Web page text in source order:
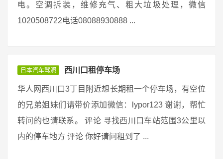
电。空调拆装，维修充气、粗大垃圾处理，微信
1020508722电话08088930888 ...
日本汽车驾照 西川口租停车场
华人网西川口3丁目附近想长期租一个停车场，有空位
的兄弟姐妹们请带价添加微信：lypor123 谢谢，帮忙
转问的也请联系。 评论 寻找西川口车站范围3公里以
内的停车地方 评论 你好请问租到了 ...